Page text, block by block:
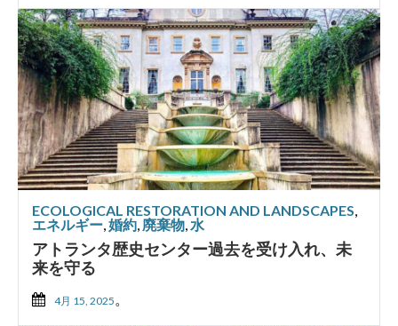
ECOLOGICAL RESTORATION AND LANDSCAPES,
エネルギー,婚約, 廃棄物, 水
アトランタ歴史センター過去を受け入れ、未
来を守る
4月 15, 2025 。